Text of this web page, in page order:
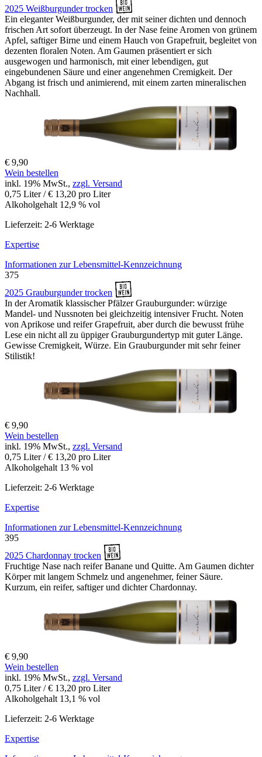
2025 Weißburgunder trocken
Ein eleganter Weißburgunder, der mit seiner dichten und dennoch
frischen Art sofort überzeugt. In der Nase feine Aromen von grünem
Apfel, saftiger Birne und einem Hauch von Grapefruit, begleitet von
dezenten floralen Noten. Am Gaumen präsentiert er sich
ausgewogen und harmonisch, mit einer lebendigen, gut
eingebundenen Säure und einer angenehmen Cremigkeit. Der
Abgang ist frisch und animierend, mit einem zarten mineralischen
Nachhall.
€ 9,90
Wein bestellen
inkl. 19% MwSt., zzgl. Versand
0,75 Liter / € 13,20 pro Liter
Alkoholgehalt 12,9 % vol
Lieferzeit: 2-6 Werktage
Expertise
Informationen zurLebensmittel-Kennzeichnung
375
2025 Grauburgunder trocken
In der Aromatik klassischer Pfälzer Grauburgunder: würzige
Mandel- und Nussnoten bei gleichzeitig intensiver Frucht. Noten
von Aprikose und reifer Grapefruit, aber durch die bewusst frühe
Lese ein nicht all zu üppiger Grauburgundertyp mit guter Länge.
Gewisse Cremigkeit, Würze. Ein Grauburgunder mit sehr feiner
Stilistik!
€ 9,90
Wein bestellen
inkl. 19% MwSt., zzgl. Versand
0,75 Liter / € 13,20 pro Liter
Alkoholgehalt 13 % vol
Lieferzeit: 2-6 Werktage
Expertise
Informationen zurLebensmittel-Kennzeichnung
395
2025 Chardonnay trocken
Fruchtige Nase nach reifer Banane und Quitte. Am Gaumen dichter
Körper mit langem Schmelz und angenehmer, feiner Säure.
Kurzum, ein reifer, saftiger und dichter Chardonnay.
€ 9,90
Wein bestellen
inkl. 19% MwSt., zzgl. Versand
0,75 Liter / € 13,20 pro Liter
Alkoholgehalt 13,1 % vol
Lieferzeit: 2-6 Werktage
Expertise